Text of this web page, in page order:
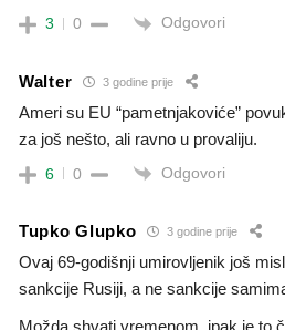
3 0 Odgovori
Walter 3 godine prije
Ameri su EU “pametnjakoviće”
za još nešto, ali ravno u provaliju.
6 0 Odgovori
Tupko Glupko 3 godine prije
Ovaj 69-godišnji umirovljenik još
sankcije Rusiji, a ne sankcije
Možda shvati vremenom, ipak je to